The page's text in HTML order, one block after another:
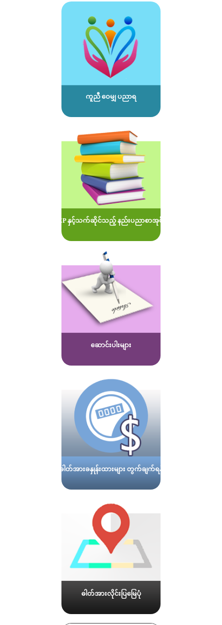
ကူညီ ဝေမျှ ပညာရ
MOEP နှင့်သက်ဆိုင်သည့် နည်းပညာစာအုပ်များ
ဆောင်းပါးများ
ဓါတ်အားခနှုန်းထားများ တွက်ချက်ရန်
ဓါတ်အားလိုင်းပြမြေပုံ